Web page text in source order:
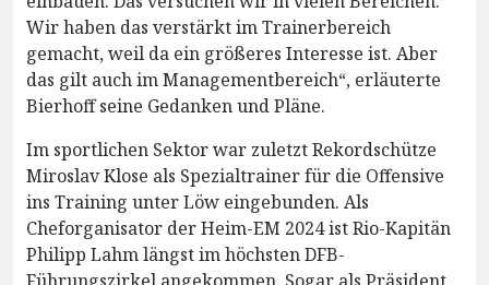
Wir haben das verstärkt im Trainerbereich
gemacht, weil da ein größeres Interesse ist. Aber
das gilt auch im Managementbereich“, erläuterte
Bierhoff seine Gedanken und Pläne.
Im sportlichen Sektor war zuletzt Rekordschütze
Miroslav Klose als Spezialtrainer für die Offensive
ins Training unter Löw eingebunden. Als
Cheforganisator der Heim-EM 2024 ist Rio-Kapitän
Philipp Lahm längst im höchsten DFB-